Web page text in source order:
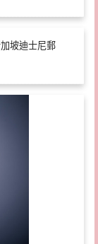
坡迪士尼郵